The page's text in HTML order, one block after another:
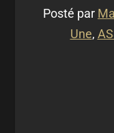
Posté par
Une,